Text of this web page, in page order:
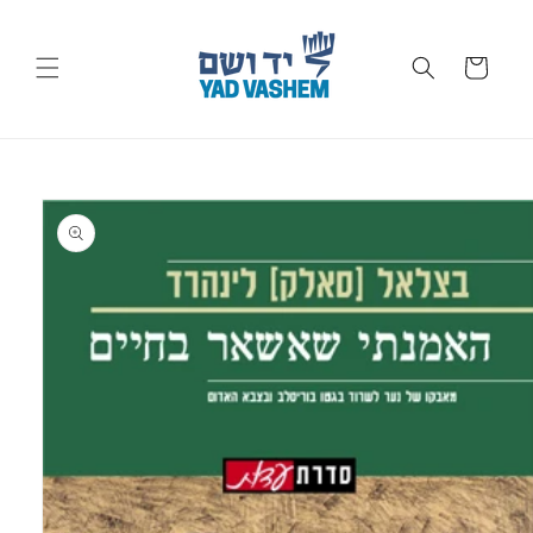
Cart
Skip to
product
information